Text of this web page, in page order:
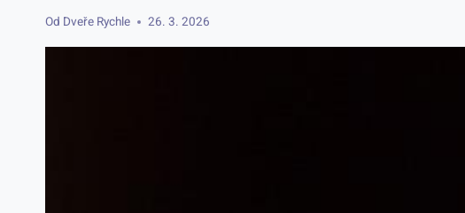
Od Dveře Rychle 26. 3. 2026